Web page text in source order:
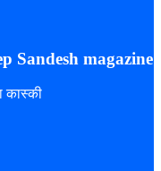
Sandesh magazine
कास्की